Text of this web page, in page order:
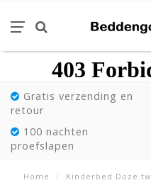
Gratis verzending en
retour
100 nachten
proefslapen
Home / Kinderbed Doze